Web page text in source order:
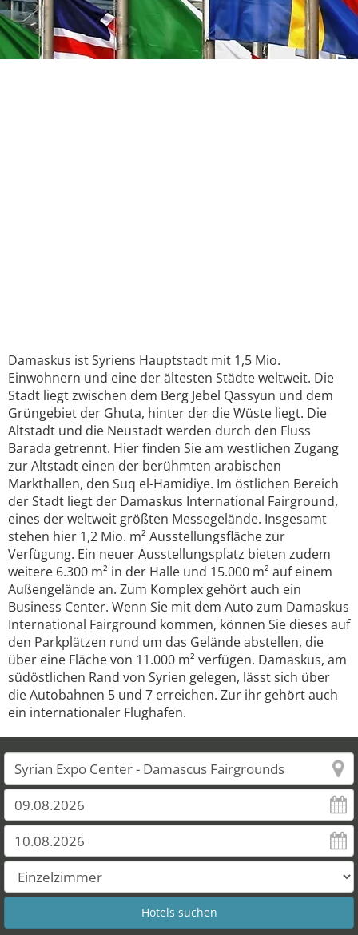
Damaskus ist Syriens Hauptstadt mit 1,5 Mio.
Einwohnern und eine der ältesten Städte weltweit. Die
Stadt liegt zwischen dem Berg Jebel Qassyun und dem
Grüngebiet der Ghuta, hinter der die Wüste liegt. Die
Altstadt und die Neustadt werden durch den Fluss
Barada getrennt. Hier finden Sie am westlichen Zugang
zur Altstadt einen der berühmten arabischen
Markthallen, den Suq el-Hamidiye. Im östlichen Bereich
der Stadt liegt der Damaskus International Fairground,
eines der weltweit größten Messegelände. Insgesamt
stehen hier 1,2 Mio. m² Ausstellungsfläche zur
Verfügung. Ein neuer Ausstellungsplatz bieten zudem
weitere 6.300 m² in der Halle und 15.000 m² auf einem
Außengelände an. Zum Komplex gehört auch ein
Business Center. Wenn Sie mit dem Auto zum Damaskus
International Fairground kommen, können Sie dieses auf
den Parkplätzen rund um das Gelände abstellen, die
über eine Fläche von 11.000 m² verfügen. Damaskus, am
südöstlichen Rand von Syrien gelegen, lässt sich über
die Autobahnen 5 und 7 erreichen. Zur ihr gehört auch
ein internationaler Flughafen.